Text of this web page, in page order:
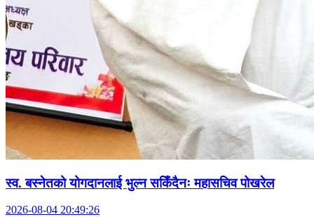
स्व. बस्नेतको योगदानलाई भुल्न सकिँदैनः महासचिव पोखरेल
2026-08-04 20:49:26